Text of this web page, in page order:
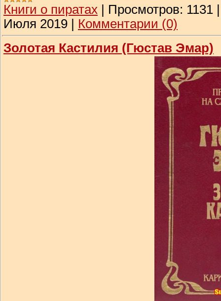
Книги о пиратах Просмотров: 1131
Июля 2019
Комментарии (0)
Золотая Кастилия (Гюстав Эмар)